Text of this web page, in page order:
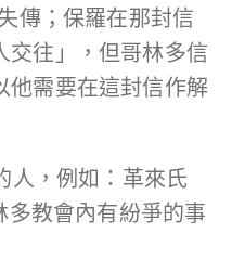
傳；保羅在那封信
交往」，但哥林多信
他需要在這封信作解
人，例如：革來氏
教會內有紛爭的事